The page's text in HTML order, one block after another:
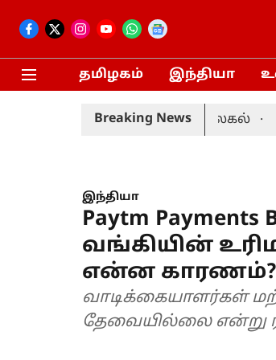
தமிழகம் இந்தியா
Breaking News
முன்னணி வீரர் திடீர் விலகல்
இந்தியா
Paytm
வங்கியின்
என்ன காரணம்?
வாடிக்கையாளர்கள்
தேவையில்லை என்று